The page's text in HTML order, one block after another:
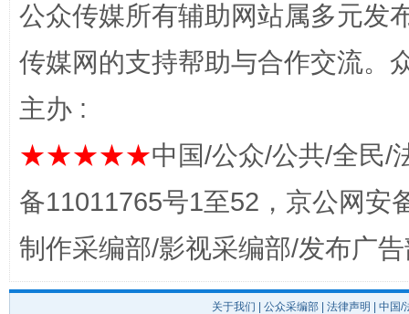
在谋一域中谋全局
今
公众传媒所有辅助网站属多元发
传媒网的支持帮助与合作交流。
主办 :
★★★★★中国/公众/公共/全民/
备11011765号1至52，京公网安
制作采编部/影视采编部/发布广
关于我们 公众采编部 法律声明 | 中国